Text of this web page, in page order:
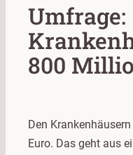
Umfrage:
800
Den
Euro. Das geht aus